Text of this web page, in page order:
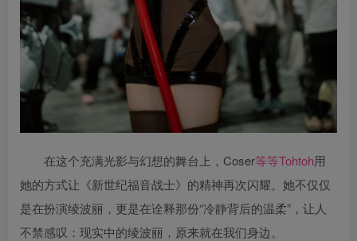
在这个充满光影与幻想的舞台上，Coser等等Tohtoh用
她的方式让《新世纪福音战士》的精神再次闪耀。她不仅仅
是在扮演绫波丽，更是在诠释那份“冷静背后的温柔”，让人
不禁感叹：现实中的绫波丽，原来就在我们身边。